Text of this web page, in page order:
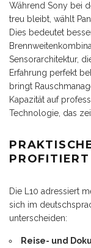
Während Sony bei
treu bleibt, wählt
Dies bedeutet
Sensorarchitektur,
Erfahrung perfekt
bringt
Kapazität auf
Technologie, das
Die L10 adressiert
sich im
unterscheiden:
Reise- und